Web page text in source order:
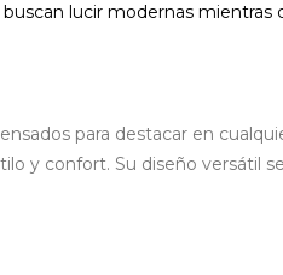
lucir modernas mientras
para destacar en
y confort. Su diseño versátil